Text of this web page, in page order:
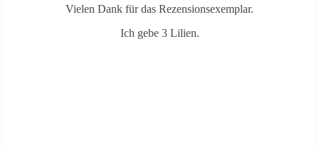
Vielen Dank für das Rezensionsexemplar.
Ich gebe 3 Lilien.